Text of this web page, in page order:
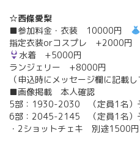
☆西條愛梨
■参加料金・衣装 10000円
指定衣装orコスプレ +2000円
水着 +5000円
ランジェリー +8000円
（申込時にメッセージ欄に記載
■画像掲載 本人確認
5部：1930-2030 （定員1名）
6部：2045-2145 （定員1名）
・2ショットチェキ 別途1500円